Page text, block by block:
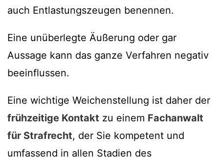
auch Entlastungszeugen benennen.
Eine unüberlegte Äußerung oder gar
Aussage kann das ganze Verfahren negativ
beeinflussen.
Eine wichtige Weichenstellung ist daher der
frühzeitige Kontakt zu einem Fachanwalt
für Strafrecht, der Sie kompetent und
umfassend in allen Stadien des